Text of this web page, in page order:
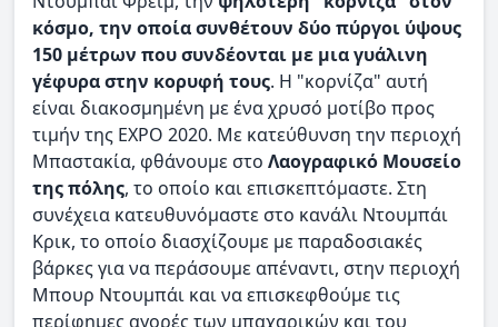
κόσμο, την οποία συνθέτουν δύο πύργοι ύψους
150 μέτρων που συνδέονται με μια γυάλινη
γέφυρα στην κορυφή τους. Η "κορνίζα" αυτή
είναι διακοσμημένη με ένα χρυσό μοτίβο προς
τιμήν της EXPO 2020. Με κατεύθυνση την περιοχή
Μπαστακία, φθάνουμε στο Λαογραφικό Μουσείο
της πόλης, το οποίο και επισκεπτόμαστε. Στη
συνέχεια κατευθυνόμαστε στο κανάλι Ντουμπάι
Κρικ, το οποίο διασχίζουμε με παραδοσιακές
βάρκες για να περάσουμε απέναντι, στην περιοχή
Μπουρ Ντουμπάι και να επισκεφθούμε τις
περίφημες αγορές των μπαχαρικών και του